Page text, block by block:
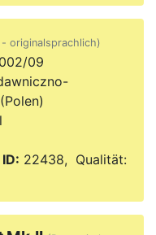
originalsprachlich)
09
ID: 22438, Qualität: